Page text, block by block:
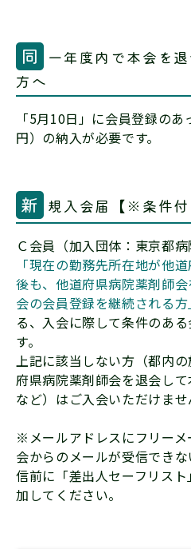
同
一年度内で本会を
方へ
「5月10日」に会員登録の
円）の納入が必要です。
新 規入会届【※条件付
Ｃ会員（加入団体：東京都病
「現在の勤務先所在地が他
後も、他道府県病院薬剤師
会の会員登録を継続される方
る、入会に際して条件のあ
す。
上記に該当しない方（都内
府県病院薬剤師会を退会し
など）はご入会いただけませ
※メールアドレスにフリー
会からのメールが受信でき
信前に「差出人セーフリス
加してください。